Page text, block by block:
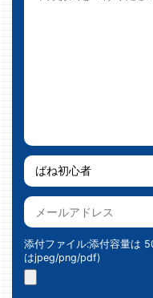
添付ファイル:添付容量は
はjpeg/png/pdf)